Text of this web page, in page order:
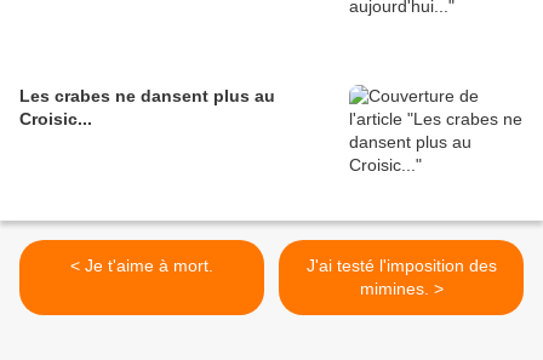
Les crabes ne dansent plus au
Croisic...
< Je t'aime à mort.
J'ai testé l'imposition des
mimines. >